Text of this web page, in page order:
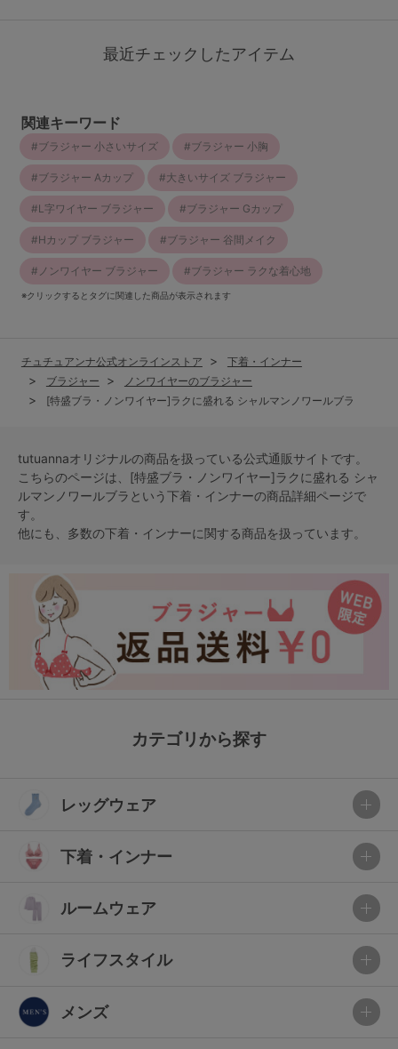
最近チェックしたアイテム
関連キーワード
ブラジャー 小さいサイズ ブラジャー 小胸
ブラジャー Aカップ 大きいサイズ ブラジャー
L字ワイヤー ブラジャー ブラジャー Gカップ
Hカップ ブラジャー ブラジャー 谷間メイク
ノンワイヤー ブラジャー ブラジャー ラクな着心地
※クリックするとタグに関連した商品が表示されます
チュチュアンナ公式オンラインストア
下着・インナー
ブラジャー
ノンワイヤーのブラジャー
[特盛ブラ・ノンワイヤー]ラクに盛れる シャルマンノワールブラ
tutuannaオリジナルの商品を扱っている公式通販サイトです。
こちらのページは、[特盛ブラ・ノンワイヤー]ラクに盛れる シャ
ルマンノワールブラという下着・インナーの商品詳細ページで
す。
他にも、多数の下着・インナーに関する商品を扱っています。
カテゴリから探す
レッグウェア
下着・インナー
ルームウェア
ライフスタイル
メンズ